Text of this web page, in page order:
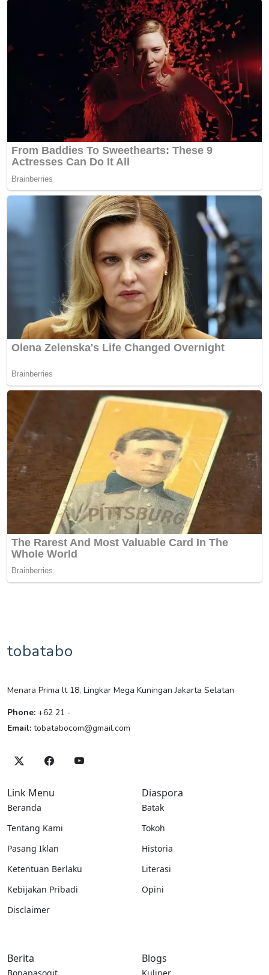
tobatabo
Menara Prima lt 18, Lingkar Mega Kuningan Jakarta Selatan
Phone: +62 21 -
Email: tobatabocom@gmail.com
Link Menu
Beranda
Tentang Kami
Pasang Iklan
Ketentuan Berlaku
Kebijakan Pribadi
Disclaimer
Diaspora
Batak
Tokoh
Historia
Literasi
Opini
Berita Blogs